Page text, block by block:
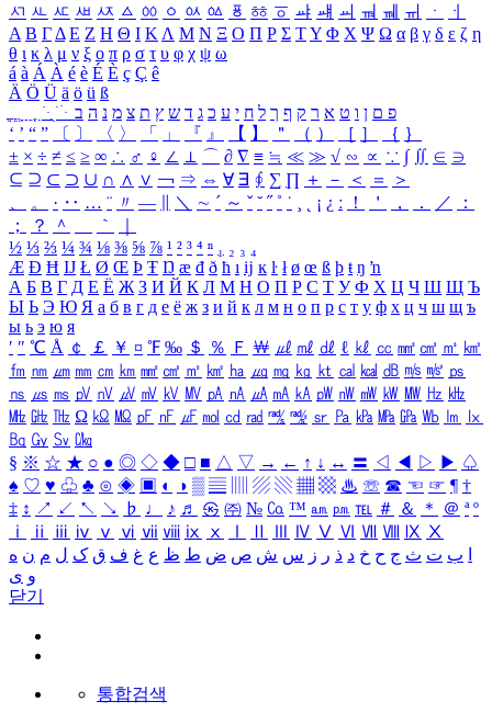
ㅺ ㅻ ㅼ ㅽ ㅾ ㅿ ㆀ ㆁ ㆂ ㆃ ㆄ ㆅ ㆆ ㆇ ㆈ ㆉ ㆊ ㆋ ㆌ ㆍ
ㆎ
Α Β ΓΔ Ε Ζ Η Θ Ι ΚΛ Μ Ν Ξ Ο Π Ρ Σ ΤΥ Φ Χ Ψ Ω α β γ δ ε ζ η
θ ι κ λ μ ν ξ ο π ρ σ τ υ φ χ ψ ω
á à Á À é è É È ç Ç ê
Ä Ö Ü ä ö ü ß
ִֶֹ ֻּ ׁׂ פ ם ן ו ט א ר ק ף ך ל ח י ע כ ג ד ש ץ ת צ מ נ ה ב
‘ ’ “ ” 〔 〕 〈 〉 「 」 『 』 【 】 ＂ （ ） ［ ］ ｛ ｝
± × ÷ ≠ ≤ ≥ ∞ ∴ ♂ ♀ ∠ ⊥ ⌒ ∂ ∇ ≡ ≒ ≪ ≫ √ ∽ ∝ ∵ ∫ ∬ ∈ ∋
⊆ ⊇ ⊂ ⊃ ∪ ∩ ∧ ∨ ￢ ⇒ ⇔ ∀ ∃ ∮ ∑ ∏ ＋ － ＜ ＝
＞
、
。 · ‥ … ¨ 〃 ― ＼ ∼ ´ ～ ˇ ˘ ˝ ˚ ˙ ¸ ¡ ¿ ː ！ ＇ ， ． ／
：
；
？ ＾ ｀
½ ⅓ ⅔ ¼ ¾ ⅛ ⅜ ⅝ ⅞ ¹ ² ³ ⁴ ⁿ ₁ ₂ ₃ ₄
Æ Ð Ħ Ĳ Ł Ø Œ Þ Ŧ Ŋ æ đ ð ħ ı ĳ ĸ ŀ ł ø œ ß þ ŧ ŋ ŉ
А Б В Г Д Е Ё Ж З И Й К Л М Н О П Р С Т У Ф Х Ц Ч Ш Щ Ъ
Ы Ь Э Ю Я а б в г д е ё ж з и й к л м н о п р с т у ф х ц ч ш щ ъ
ы ь э ю я
′ ″ ℃ Å ￠ ￡ ￥ ¤ ℉ ‰ ＄ ％ Ｆ ￦ ㎕ ㎖ ㎗ ℓ ㎘ ㏄ ㎣ ㎤ ㎥ ㎦
㎙ ㎚ ㎛ ㎜ ㎝ ㎞ ㎟ ㎠ ㎡ ㎢ ㏊ ㎍ ㎎ ㎏ ㏏ ㎈ ㎉ ㏈ ㎧ ㎨ ㎰
㎱ ㎲ ㎳ ㎴ ㎵ ㎶ ㎷ ㎸ ㎹ ㎀ ㎁ ㎂ ㎃ ㎄ ㎺ ㎻ ㎽ ㎾ ㎿ ㎐ ㎑
㎒ ㎓ ㎔ Ω ㏀ ㏁ ㎊ ㎋ ㎌ ㏖ ㏅ ㎭ ㎮ ㎯ ㏛ ㎩ ㎪ ㎫ ㎬ ㏝ ㏐
㏓
㏃ ㏉ ㏜ ㏆
§ ※ ☆ ★ ○ ● ◎ ◇ ◆ □ ■ △ ▽ → ← ↑ ↓ ↔ 〓 ◁ ◀ ▷ ▶ ♤
♠ ♡ ♥ ♧ ♣ ⊙ ◈ ▣ ◐ ◑ ▒ ▤ ▨ ▧ ▦ ▩ ♨ ☏ ☎ ☜ ☞ ¶ †
‡ ↕ ↗ ↙ ↖ ↘ ♭ ♩ ♪ ♬ ㉿ ㈜ № ㏇ ™ ㏂ ㏘ ℡ ＃ ＆ ＊ ＠ ª º
ⅰ
ⅱ ⅲ ⅳ ⅴ ⅵ ⅶ ⅷ ⅸ ⅹ Ⅳ Ⅴ Ⅵ Ⅶ Ⅷ Ⅸ Ⅹ
ب ت ث ج ح خ د ذ ر ز س ش ص ض ط ظ ع غ ف ق ک ل م ن ه
و ی
닫기
통합검색